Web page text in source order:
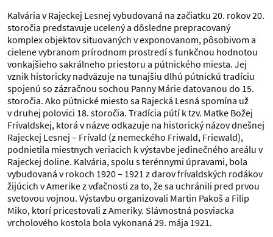
Kalvária v Rajeckej Lesnej vybudovaná na začiatku 20. rokov 20.
storočia predstavuje ucelený a dôsledne prepracovaný
komplex objektov situovaných v exponovanom, pôsobivom a
cielene vybranom prírodnom prostredí s funkčnou hodnotou
vonkajšieho sakrálneho priestoru a pútnického miesta. Jej
vznik historicky nadväzuje na tunajšiu dlhú pútnickú tradíciu
spojenú so zázračnou sochou Panny Márie datovanou do 15.
storočia. Ako pútnické miesto sa Rajecká Lesná spomína už
v druhej polovici 18. storočia. Tradícia pútí k tzv. Matke Božej
Frívaldskej, ktorá v názve odkazuje na historický názov dnešnej
Rajeckej Lesnej – Frívald (z nemeckého Friwald, Friewald),
podnietila miestnych veriacich k výstavbe jedinečného areálu v
Rajeckej doline. Kalvária, spolu s terénnymi úpravami, bola
vybudovaná v rokoch 1920 – 1921 z darov frívaldských rodákov
žijúcich v Amerike z vďačnosti za to, že sa uchránili pred prvou
svetovou vojnou. Výstavbu organizovali Martin Pakoš a Filip
Miko, ktorí pricestovali z Ameriky. Slávnostná posviacka
vrcholového kostola bola vykonaná 29. mája 1921.